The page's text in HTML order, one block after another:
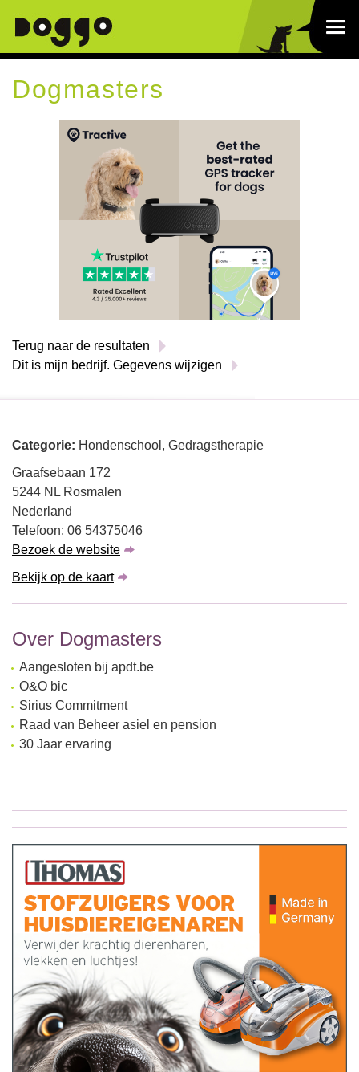
Dogmasters
Terug naar de resultaten
Dit is mijn bedrijf. Gegevens wijzigen
Categorie: Hondenschool, Gedragstherapie
Graafsebaan 172
5244 NL Rosmalen
Nederland
Telefoon: 06 54375046
Bezoek de website
Bekijk op de kaart
Over Dogmasters
Aangesloten bij apdt.be
O&O bic
Sirius Commitment
Raad van Beheer asiel en pension
30 Jaar ervaring